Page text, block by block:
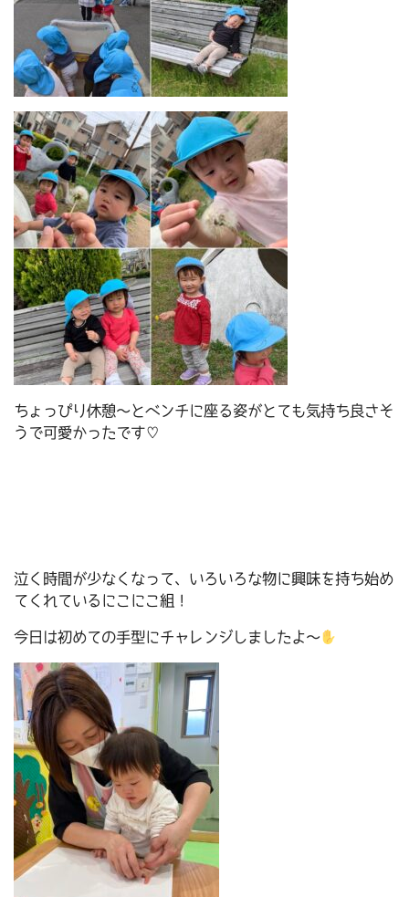
ちょっぴり休憩～とベンチに座る姿がとても気持ち良さそ
うで可愛かったです♡
泣く時間が少なくなって、いろいろな物に興味を持ち始め
てくれているにこにこ組！
今日は初めての手型にチャレンジしましたよ～